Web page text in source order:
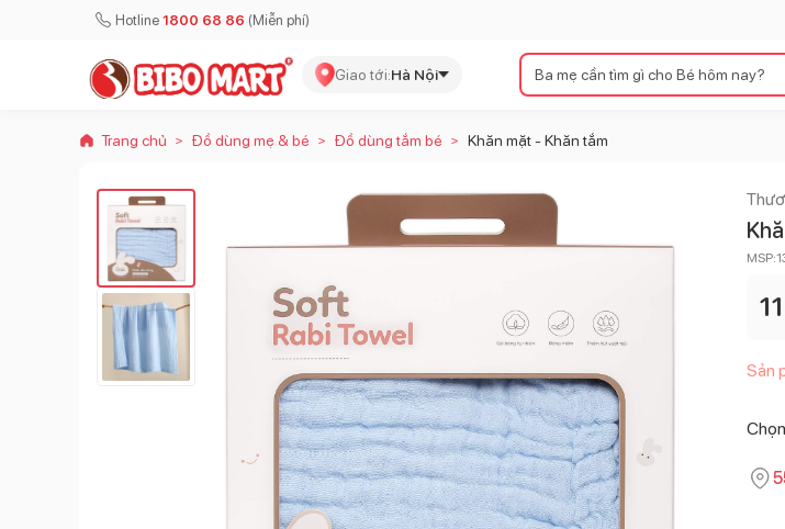
Hotline 1800 68 86 (Miễn phí)
Giao tới:Hà Nội
Trang chủ > Đồ dùng mẹ & bé > Đồ dùng tắm bé > Khăn mặt - Khăn tắm
MSP:
Sản